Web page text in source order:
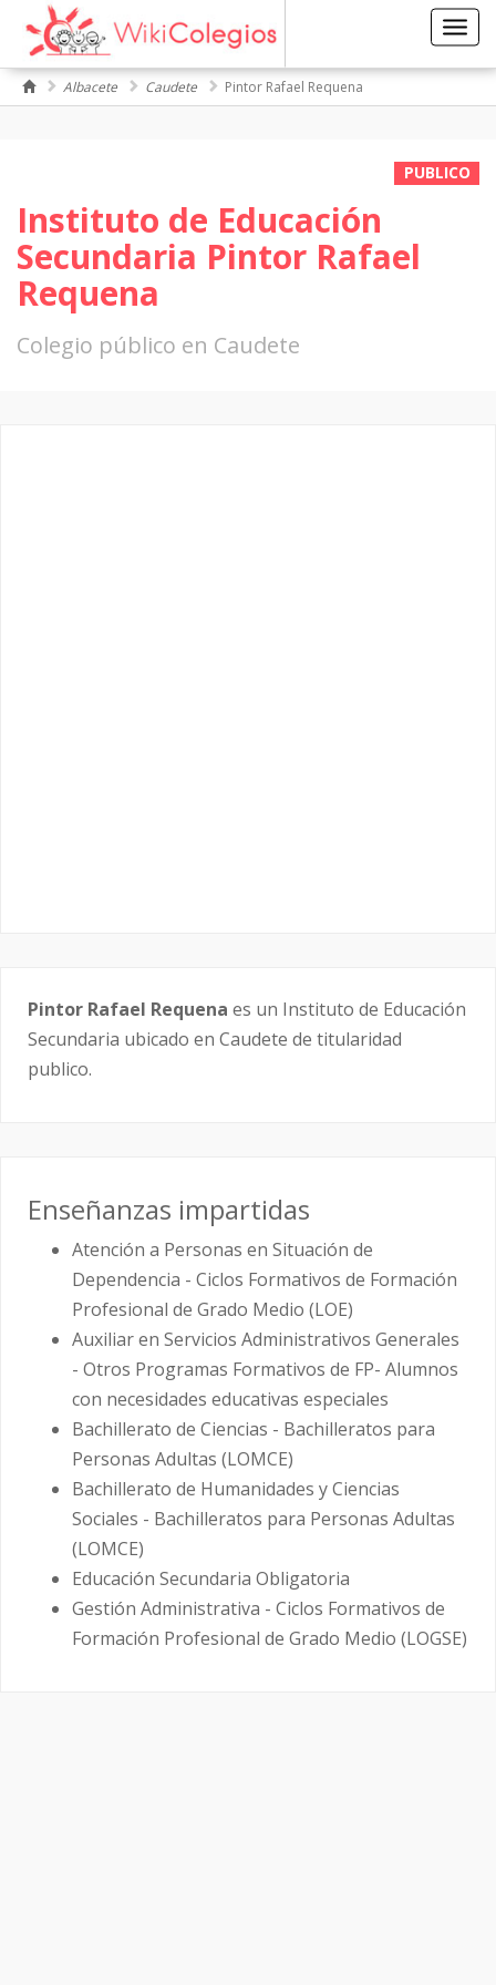
Albacete Caudete Pintor Rafael Requena
PUBLICO
Instituto de Educación
Secundaria Pintor Rafael
Requena
Colegio público en Caudete
Pintor Rafael Requena es un Instituto de Educación
Secundaria ubicado en Caudete de titularidad
publico.
Enseñanzas impartidas
Atención a Personas en Situación de
Dependencia - Ciclos Formativos de Formación
Profesional de Grado Medio (LOE)
Auxiliar en Servicios Administrativos Generales
- Otros Programas Formativos de FP- Alumnos
con necesidades educativas especiales
Bachillerato de Ciencias - Bachilleratos para
Personas Adultas (LOMCE)
Bachillerato de Humanidades y Ciencias
Sociales - Bachilleratos para Personas Adultas
(LOMCE)
Educación Secundaria Obligatoria
Gestión Administrativa - Ciclos Formativos de
Formación Profesional de Grado Medio (LOGSE)